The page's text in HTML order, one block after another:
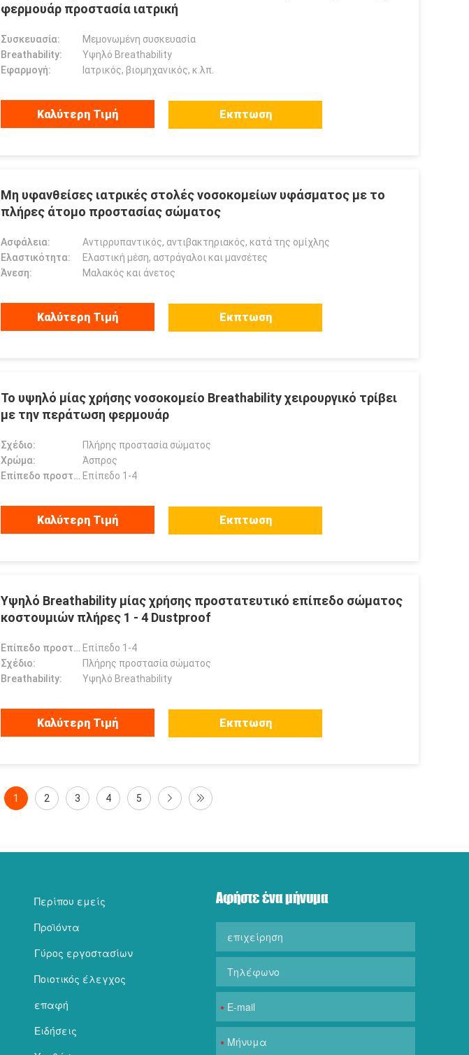
φερμουάρ προστασία ιατρική
Συσκευασία:
Μεμονωμένη συσκευασία
Breathability:
Υψηλό Breathability
Εφαρμογή:
Ιατρικός, βιομηχανικός, κ.λπ.
Καλύτερη Τιμή Εκπτωση
Μη υφανθείσες ιατρικές στολές νοσοκομείων υφάσματος με το
πλήρες άτομο προστασίας σώματος
Ασφάλεια:
Αντιρρυπαντικός, αντιβακτηριακός, κατά της ομίχλης
Ελαστικότητα:
Ελαστική μέση, αστράγαλοι και μανσέτες
Άνεση:
Μαλακός και άνετος
Καλύτερη Τιμή Εκπτωση
Το υψηλό μίας χρήσης νοσοκομείο Breathability χειρουργικό τρίβει
με την περάτωση φερμουάρ
Σχέδιο:
Πλήρης προστασία σώματος
Χρώμα:
Άσπρος
Επίπεδο προστασίας: Επίπεδο 1-4
Καλύτερη Τιμή Εκπτωση
Υψηλό Breathability μίας χρήσης προστατευτικό επίπεδο σώματος
κοστουμιών πλήρες 1 - 4 Dustproof
Επίπεδο προστασίας: Επίπεδο 1-4
Σχέδιο:
Πλήρης προστασία σώματος
Breathability:
Υψηλό Breathability
Καλύτερη Τιμή Εκπτωση
1 2 3 4 5
Περίπου εμείς
Προϊόντα
Γύρος εργοστασίων
Ποιοτικός έλεγχος
επαφή
Ειδήσεις
Αφήστε ένα μήνυμα